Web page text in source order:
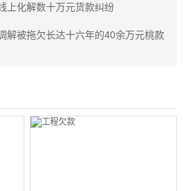
上化解数十万元货款纠纷
解被拖欠长达十六年的40余万元桃款